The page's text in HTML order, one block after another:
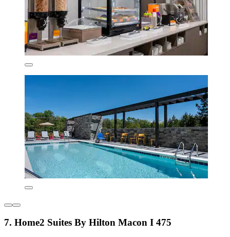
7. Home2 Suites By Hilton Macon I 475